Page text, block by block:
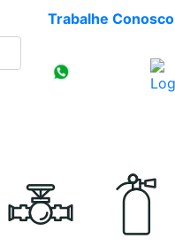
Trabalhe Conosco